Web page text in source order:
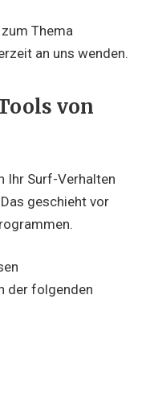
Thema
an uns wenden.
von
Ihr Surf-Verhalten
geschieht vor
der folgenden